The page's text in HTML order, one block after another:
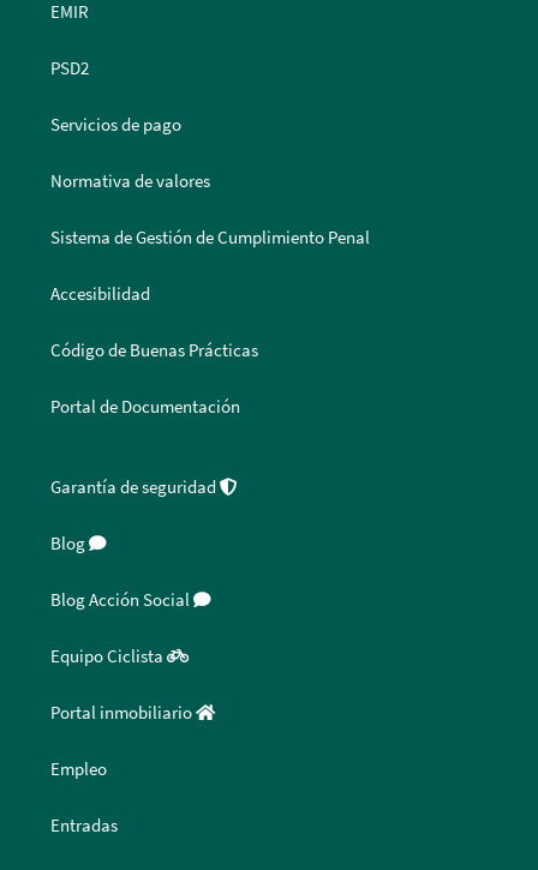
EMIR
PSD2
Servicios de pago
Normativa de valores
Sistema de Gestión de Cumplimiento Penal
Accesibilidad
Código de Buenas Prácticas
Portal de Documentación
Garantía de seguridad
Blog
Blog Acción Social
Equipo Ciclista
Portal inmobiliario
Empleo
Entradas